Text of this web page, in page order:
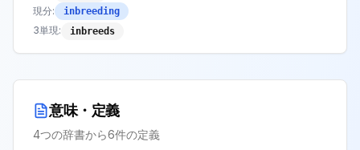
現分: inbreeding
3単現: inbreeds
意味・定義
4つの辞書から6件の定義